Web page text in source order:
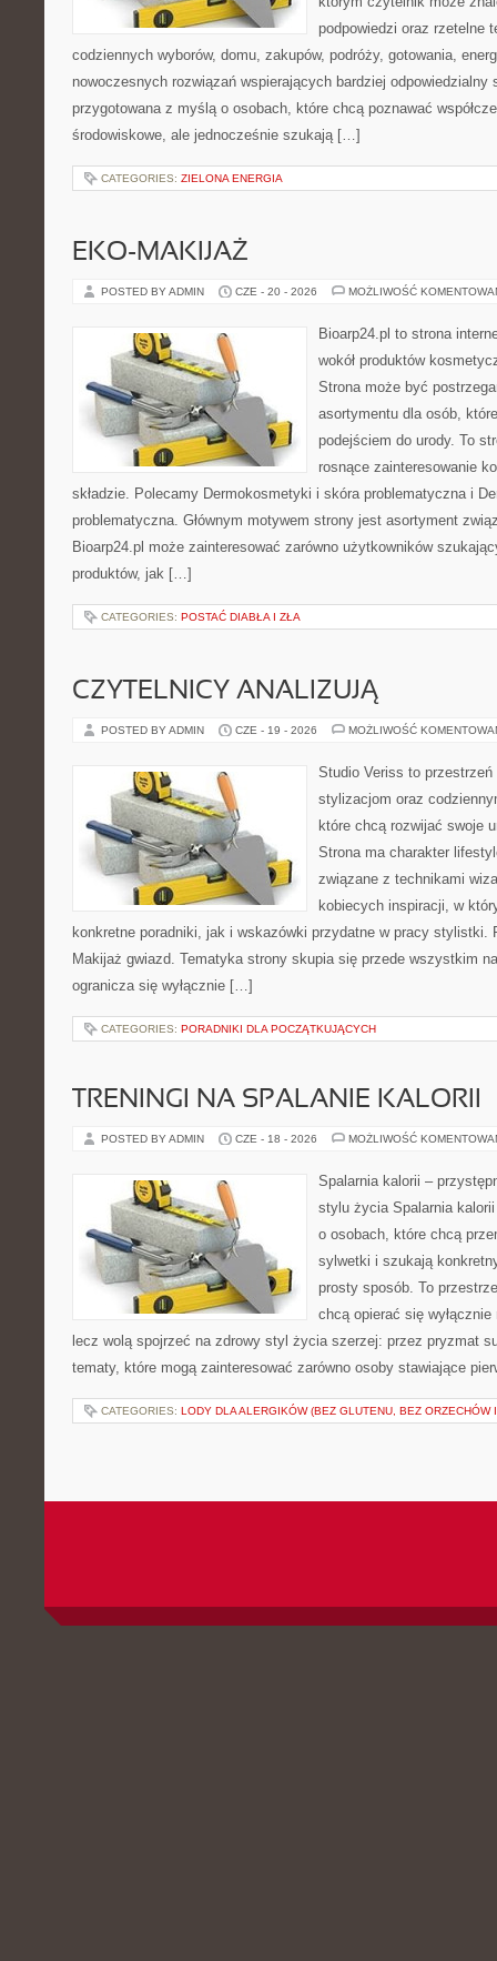
podpowiedzi oraz rzetelne
codziennych wyborów, domu, zakupów, podróży, gotowania,
nowoczesnych rozwiązań wspierających bardziej odpowiedzialny
przygotowana z myślą o osobach, które chcą poznawać
środowiskowe, ale jednocześnie szukają […]
CATEGORIES: ZIELONA ENERGIA
EKO-MAKIJAŻ
POSTED BY ADMIN CZE - 20 - 2026 MOŻLIWOŚĆ
Bioarp24.pl to strona
wokół produktów
Strona może być
asortymentu dla osób,
podejściem do urody. To
rosnące zainteresowanie
składzie. Polecamy Dermokosmetyki i skóra problematyczna i
problematyczna. Głównym motywem strony jest asortyment
Bioarp24.pl może zainteresować zarówno użytkowników
produktów, jak […]
CATEGORIES: POSTAĆ DIABŁA I ZŁA
CZYTELNICY ANALIZUJĄ
POSTED BY ADMIN CZE - 19 - 2026 MOŻLIWOŚĆ
Studio Veriss to
stylizacjom oraz
które chcą rozwijać swoje
Strona ma charakter
związane z technikami
kobiecych inspiracji, w
konkretne poradniki, jak i wskazówki przydatne w pracy stylistki.
Makijaż gwiazd. Tematyka strony skupia się przede wszystkim
ogranicza się wyłącznie […]
CATEGORIES: PORADNIKI DLA POCZĄTKUJĄCYCH
TRENINGI NA SPALANIE KALORII
POSTED BY ADMIN CZE - 18 - 2026 MOŻLIWOŚĆ
Spalarnia kalorii –
stylu życia Spalarnia
o osobach, które chcą
sylwetki i szukają
prosty sposób. To
chcą opierać się
lecz wolą spojrzeć na zdrowy styl życia szerzej: przez pryzmat
tematy, które mogą zainteresować zarówno osoby stawiające
CATEGORIES: LODY DLA ALERGIKÓW (BEZ GLUTENU, BEZ ORZECHÓW